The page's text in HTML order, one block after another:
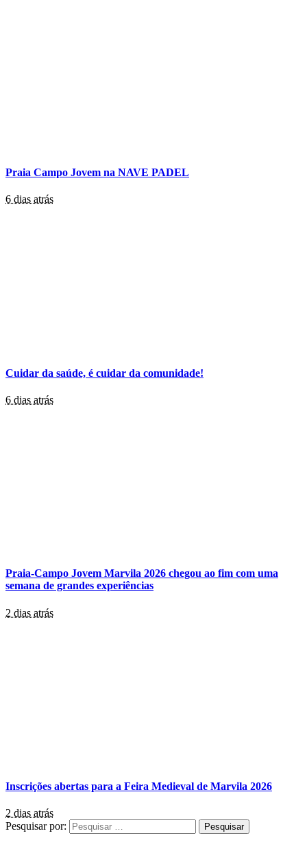
Praia Campo Jovem na NAVE PADEL
6 dias atrás
Cuidar da saúde, é cuidar da comunidade!
6 dias atrás
Praia-Campo Jovem Marvila 2026 chegou ao fim com uma
semana de grandes experiências
2 dias atrás
Inscrições abertas para a Feira Medieval de Marvila 2026
2 dias atrás
Pesquisar por: